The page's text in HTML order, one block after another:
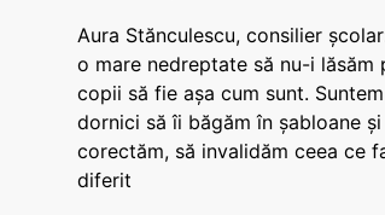
Aura Stănculescu, consilier
o mare nedreptate să nu-i lăsăm
copii să fie așa cum sunt.
dornici să îi băgăm în șabloane
corectăm, să invalidăm ceea ce
diferit